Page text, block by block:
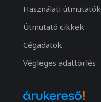
Használati útmutatók
Útmutató cikkek
Cégadatok
Végleges adattörlés